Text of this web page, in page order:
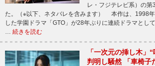
レ・フジテレビ系）の
た。（※以下、ネタバレを含みます） 本作は、1998
した学園ドラマ「GTO」が28年ぶりに連続ドラマとし
続きを読む
「一次元の挿し木」
判明し騒然 「車椅子